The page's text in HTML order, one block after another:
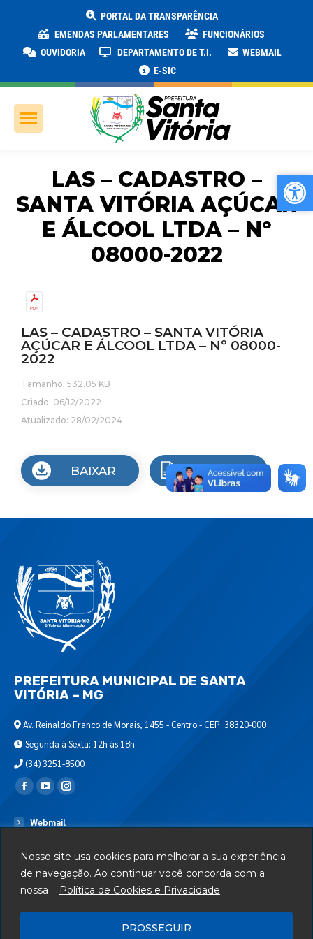
Nosso site usa cookies para melhorar a sua experiência
de navegação. Ao continuar você concorda com a
nossa .
Política de Cookies e Privacidade
PROSSEGUIR
PORTAL DA TRANSPARÊNCIA
EMENDAS PARLAMENTARES
FUNCIONÁRIOS
OUVIDORIA
DEPARTAMENTO DE T.I.
WEBMAIL
E-SIC
LAS – CADASTRO –
SANTA VITÓRIA AÇÚCAR
E ÁLCOOL LTDA – Nº
08000-2022
LAS – CADASTRO – SANTA VITÓRIA
AÇÚCAR E ÁLCOOL LTDA – Nº 08000-
2022
Tamanho: 532.05 KB
Criado: 06/12/2022
Atualizado: 28/02/2024
BAIXAR VISUALIZAR
PREFEITURA MUNICIPAL DE SANTA
VITÓRIA – MG
Av. Reinaldo Franco de Morais, 1455 - Centro - CEP: 38320-000
Segunda à Sexta: 12h às 18h
(34) 3251-8500
Encontre-nos em:
Webmail
Serviços
Telefones Úteis